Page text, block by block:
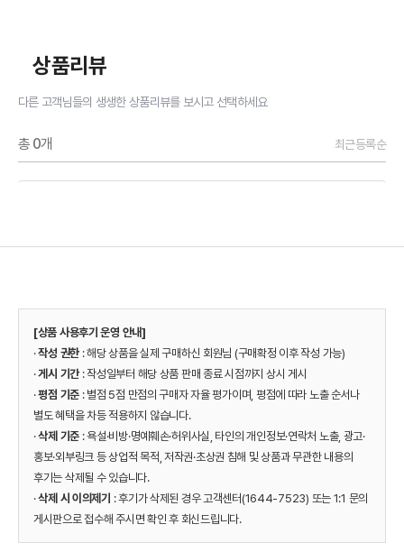
상품리뷰
다른 고객님들의 생생한 상품리뷰를 보시고 선택하세요
총 0개 최근등록순
[상품 사용후기 운영 안내]
·작성 권한 : 해당 상품을 실제 구매하신 회원님 (구매확정 이후 작성 가능)
·게시 기간: 작성일부터 해당 상품 판매 종료 시점까지 상시 게시
·평점 기준 : 별점 5점 만점의 구매자 자율 평가이며, 평점에 따라 노출 순서나
별도 혜택을 차등 적용하지 않습니다.
·삭제 기준 : 욕설·비방·명예훼손·허위사실, 타인의 개인정보·연락처 노출, 광고·
홍보·외부링크 등 상업적 목적, 저작권·초상권 침해 및 상품과 무관한 내용의
후기는 삭제될 수 있습니다.
·삭제 시 이의제기 : 후기가 삭제된 경우 고객센터(1644-7523) 또는 1:1 문의
게시판으로 접수해 주시면 확인 후 회신드립니다.